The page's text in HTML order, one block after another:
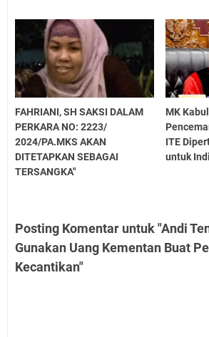
FAHRIANI, SH SAKSI DALAM
PERKARA NO: 2223/
2024/PA.MKS AKAN
DITETAPKAN SEBAGAI
TERSANGKA"
MK
ITE
untuk
Posting Komentar untuk "Andi
Gunakan Uang Kementan Buat
Kecantikan"